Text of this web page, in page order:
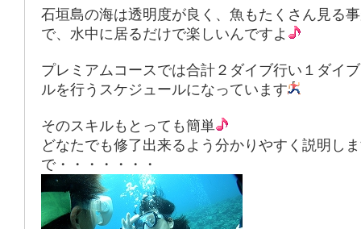
石垣島の海は透明度が良く、魚もたくさん見る
で、水中に居るだけで楽しいんですよ
プレミアムコースでは合計２ダイブ行い１ダイ
ルを行うスケジュールになっています
そのスキルもとっても簡単
どなたでも修了出来るよう分かりやすく説明し
で・・・・・・・